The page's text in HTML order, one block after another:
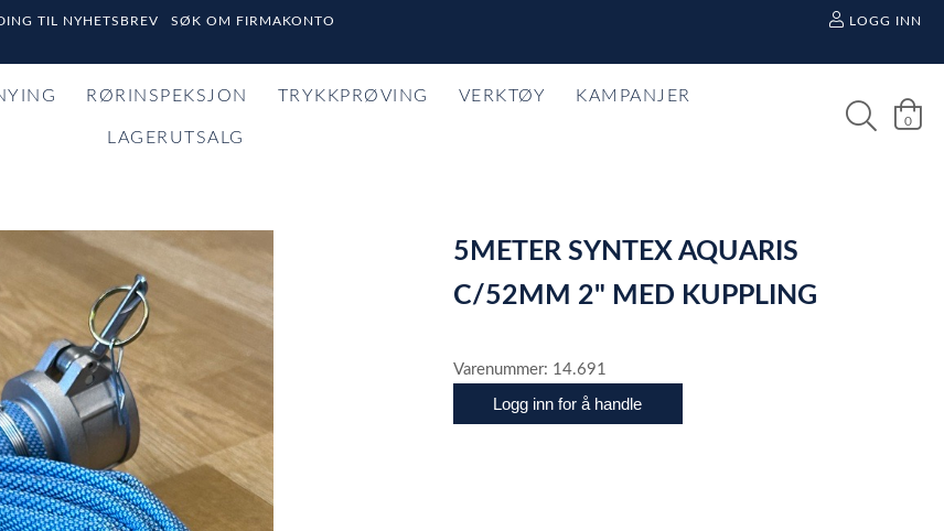
TIL NYHETSBREV
SØK OM FIRMAKONTO
LOGG INN
RØRINSPEKSJON TRYKKPRØVING VERKTØY KAMPANJER
LAGERUTSALG
0
5METER SYNTEX AQUARIS
C/52MM 2" MED KUPPLING
Varenummer: 14.691
Logg inn for å handle